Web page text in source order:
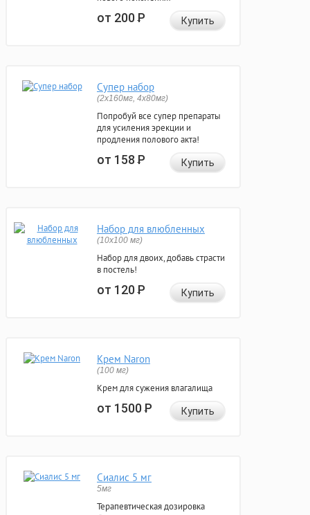
от 200Р Купить
Супер набор
(2х160мг, 4х80мг)
Попробуй все супер препараты
для усиления эрекции и
продления полового акта!
от 158Р Купить
Набор для влюбленных
(10х100 мг)
Набор для двоих, добавь страсти
в постель!
от 120Р Купить
Крем Naron
(100 мг)
Крем для сужения влагалища
от 1500Р Купить
Сиалис 5 мг
5мг
Терапевтическая дозировка